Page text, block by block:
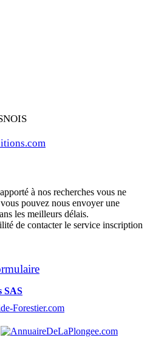
à nos recherches vous ne
pouvez nous envoyer une
les meilleurs délais.
de contacter le service inscription
SAS